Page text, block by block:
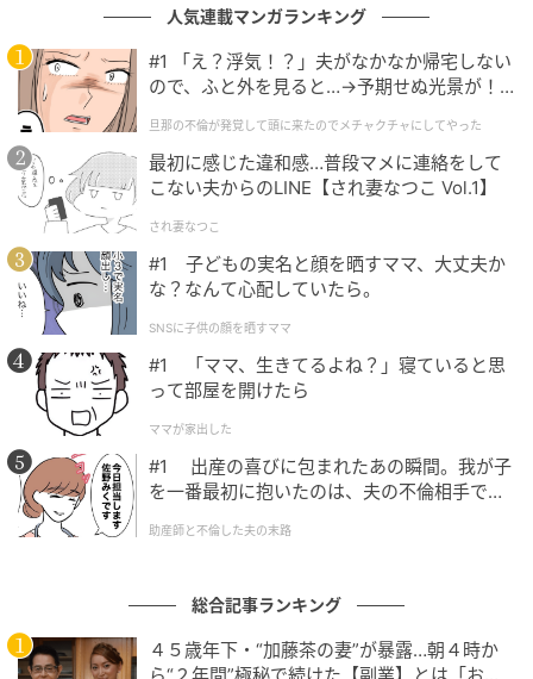
人気連載マンガランキング
#1 「え？浮気！？」夫がなかなか帰宅しない
ので、ふと外を見ると…→予期せぬ光景が！
クチャにしてやった
旦那の不倫が発覚して頭に来たのでメチャクチャにしてやった
最初に感じた違和感…普段マメに連絡をして
こない夫からのLINE【され妻なつこ Vol.1】
され妻なつこ
#1 子どもの実名と顔を晒すママ、大丈夫か
な？なんて心配していたら。
SNSに子供の顔を晒すママ
#1 「ママ、生きてるよね？」寝ていると思
って部屋を開けたら
ママが家出した
#1 出産の喜びに包まれたあの瞬間。我が子
を一番最初に抱いたのは、夫の不倫相手でし
助産師と不倫した夫の末路
総合記事ランキング
４５歳年下・“加藤茶の妻”が暴露…朝４時か